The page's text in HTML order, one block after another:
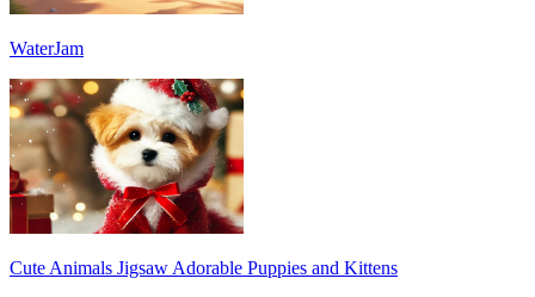
WaterJam
Cute Animals Jigsaw Adorable Puppies and Kittens